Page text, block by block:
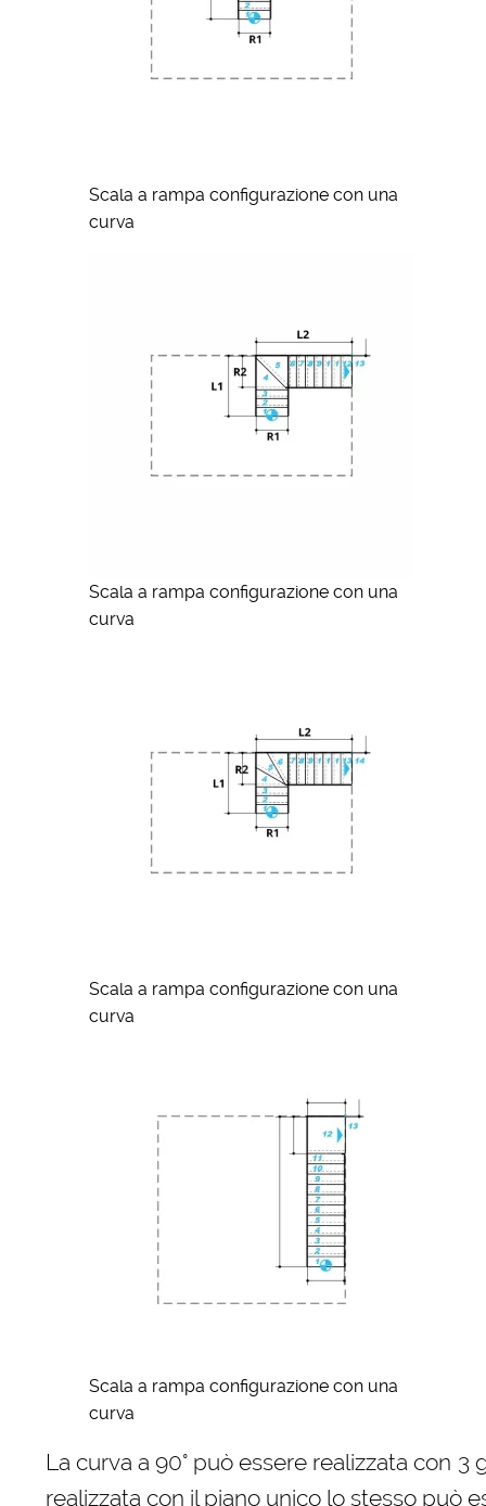
Scala a rampa configurazione con una
curva
Scala a rampa configurazione con una
curva
Scala a rampa configurazione con una
curva
Scala a rampa configurazione con una
curva
La curva a 90° può essere realizzata con
realizzata con il piano unico lo stesso può